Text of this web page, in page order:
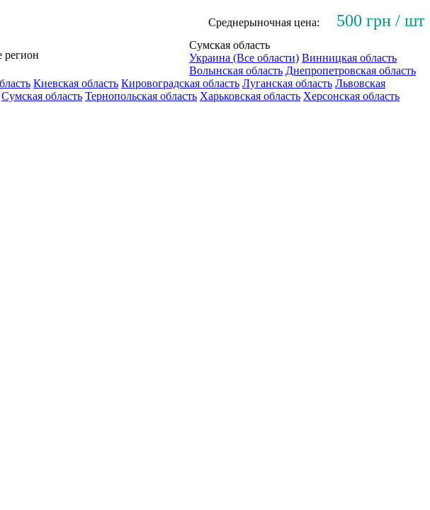
Среднерыночная цена: 500 грн / шт
регион
Сумская область
Украина (Все области) Винницкая область
Волынская область Днепропетровская область
Киевская область Кировоградская область Луганская область Львовская
Сумская область Тернопольская область Харьковская область Херсонская область